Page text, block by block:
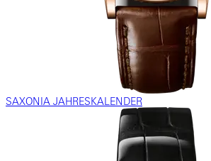
SAXONIA JAHRESKALENDER